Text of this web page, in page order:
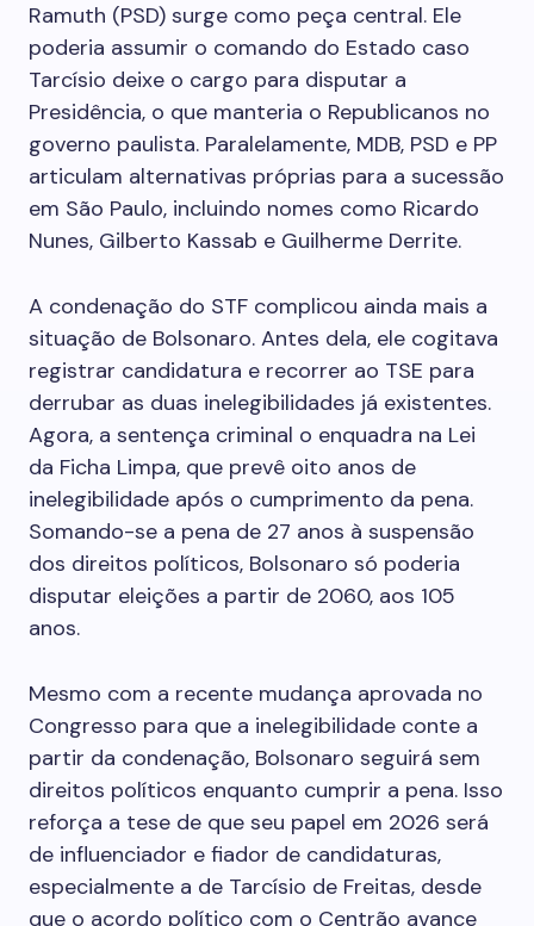
Ramuth (PSD) surge como peça central. Ele
poderia assumir o comando do Estado caso
Tarcísio deixe o cargo para disputar a
Presidência, o que manteria o Republicanos no
governo paulista. Paralelamente, MDB, PSD e PP
articulam alternativas próprias para a sucessão
em São Paulo, incluindo nomes como Ricardo
Nunes, Gilberto Kassab e Guilherme Derrite.
A condenação do STF complicou ainda mais a
situação de Bolsonaro. Antes dela, ele cogitava
registrar candidatura e recorrer ao TSE para
derrubar as duas inelegibilidades já existentes.
Agora, a sentença criminal o enquadra na Lei
da Ficha Limpa, que prevê oito anos de
inelegibilidade após o cumprimento da pena.
Somando-se a pena de 27 anos à suspensão
dos direitos políticos, Bolsonaro só poderia
disputar eleições a partir de 2060, aos 105
anos.
Mesmo com a recente mudança aprovada no
Congresso para que a inelegibilidade conte a
partir da condenação, Bolsonaro seguirá sem
direitos políticos enquanto cumprir a pena. Isso
reforça a tese de que seu papel em 2026 será
de influenciador e fiador de candidaturas,
especialmente a de Tarcísio de Freitas, desde
que o acordo político com o Centrão avance